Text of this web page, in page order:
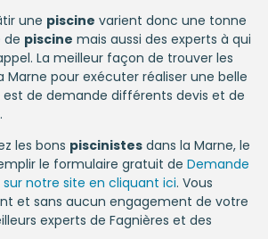
une piscine varient donc une tonne
de piscine mais aussi des experts à qui
La meilleur façon de trouver les
Marne pour exécuter réaliser une belle
est de demande différents devis et de
les bons piscinistes dans la Marne, le
le formulaire gratuit de Demande
sur notre site en cliquant ici. Vous
et sans aucun engagement de votre
experts de Fagnières et des